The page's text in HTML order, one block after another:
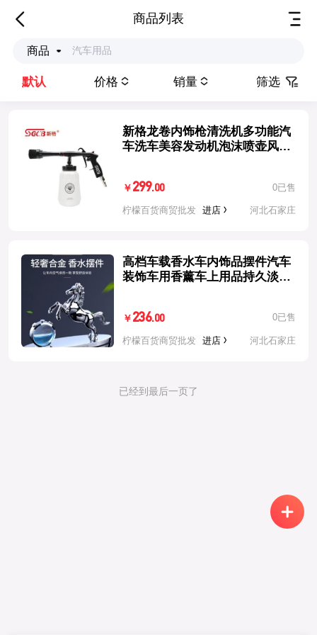
商品列表
商品
默认 价格 销量 筛选
新格龙卷内饰枪清洗机多功能汽
车洗车美容发动机泡沫喷壶风工
￥ 299.00 0已售
柠檬百货商贸批发 进店 河北石家庄
高档车载香水车内饰品摆件汽车
装饰车用香薰车上用品持久淡香
￥ 236.00 0已售
柠檬百货商贸批发 进店 河北石家庄
已经到最后一页了